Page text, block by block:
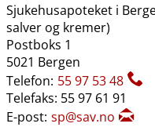
Sjukehusapoteket i
salver og kremer)
Postboks 1
5021 Bergen
Telefon: 55 97 53 48
Telefaks: 55 97 61 91
E-post: sp@sav.no